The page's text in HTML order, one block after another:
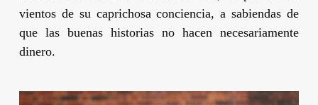
vientos de su caprichosa conciencia, a sabiendas de
que las buenas historias no hacen necesariamente
dinero.